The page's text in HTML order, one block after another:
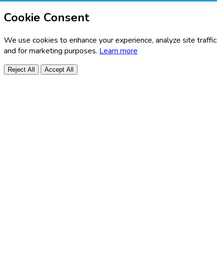
Cookie Consent
We use cookies to enhance your experience, analyze site
and for marketing purposes. Learn more
Reject All Accept All